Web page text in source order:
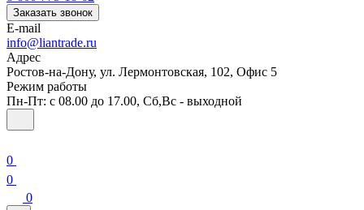
Заказать звонок
E-mail
info@liantrade.ru
Адрес
Ростов-на-Дону, ул. Лермонтовская, 102, Офис 5
Режим работы
Пн-Пт: c 08.00 до 17.00, Cб,Вс - выходной
0
0
0